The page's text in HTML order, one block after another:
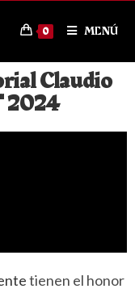
0 MENÚ
Claudio
2024
tienen el honor